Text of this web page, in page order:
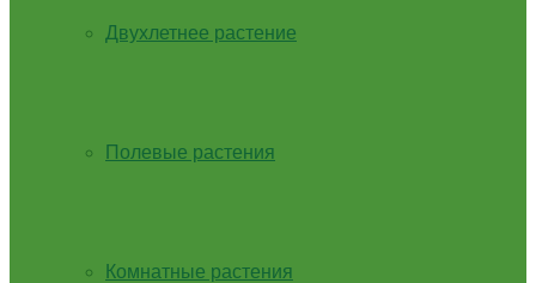
Двухлетнее растение
Полевые растения
Комнатные растения